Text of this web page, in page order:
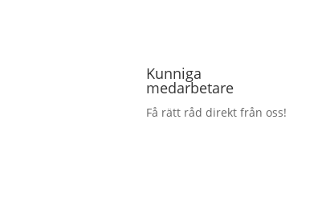
Kunniga
medarbetare
Få rätt råd direkt från oss!